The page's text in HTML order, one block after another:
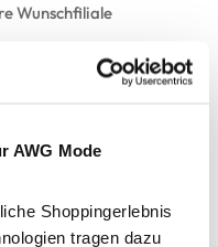
AWG Mode
Shoppingerlebnis
tragen dazu
Wunschfiliale